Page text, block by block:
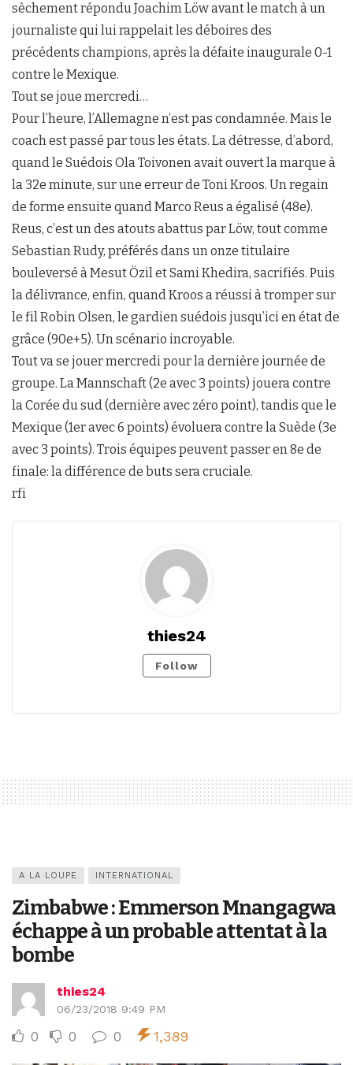
sèchement répondu Joachim Löw avant le match à un
journaliste qui lui rappelait les déboires des
précédents champions, après la défaite inaugurale 0-1
contre le Mexique.
Tout se joue mercredi…
Pour l’heure, l’Allemagne n’est pas condamnée. Mais le
coach est passé par tous les états. La détresse, d’abord,
quand le Suédois Ola Toivonen avait ouvert la marque à
la 32e minute, sur une erreur de Toni Kroos. Un regain
de forme ensuite quand Marco Reus a égalisé (48e).
Reus, c’est un des atouts abattus par Löw, tout comme
Sebastian Rudy, préférés dans un onze titulaire
bouleversé à Mesut Özil et Sami Khedira, sacrifiés. Puis
la délivrance, enfin, quand Kroos a réussi à tromper sur
le fil Robin Olsen, le gardien suédois jusqu’ici en état de
grâce (90e+5). Un scénario incroyable.
Tout va se jouer mercredi pour la dernière journée de
groupe. La Mannschaft (2e avec 3 points) jouera contre
la Corée du sud (dernière avec zéro point), tandis que le
Mexique (1er avec 6 points) évoluera contre la Suède (3e
avec 3 points). Trois équipes peuvent passer en 8e de
finale: la différence de buts sera cruciale.
rfi
thies24
Follow
A LA LOUPE INTERNATIONAL
Zimbabwe : Emmerson Mnangagwa
échappe à un probable attentat à la
bombe
thies24
06/23/2018 9:49 PM
0 0 0 1,389